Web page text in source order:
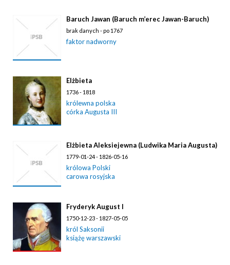
Baruch Jawan (Baruch m’erec Jawan-Baruch)
brak danych - po 1767
faktor nadworny
Elżbieta
1736 - 1818
królewna polska
córka Augusta III
Elżbieta Aleksiejewna (Ludwika Maria Augusta)
1779-01-24 - 1826-05-16
królowa Polski
carowa rosyjska
Fryderyk August I
1750-12-23 - 1827-05-05
król Saksonii
książę warszawski